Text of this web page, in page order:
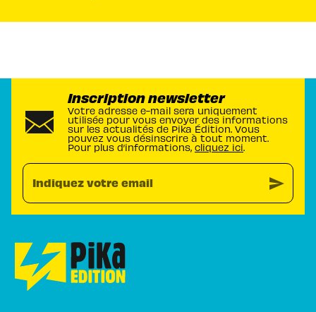
Inscription newsletter
Votre adresse e-mail sera uniquement
utilisée pour vous envoyer des informations
sur les actualités de Pika Édition. Vous
pouvez vous désinscrire à tout moment.
Pour plus d’informations, cliquez ici.
Indiquez votre email send